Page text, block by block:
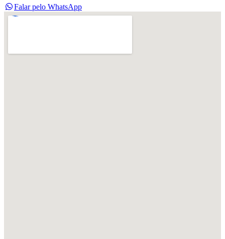
Falar pelo WhatsApp